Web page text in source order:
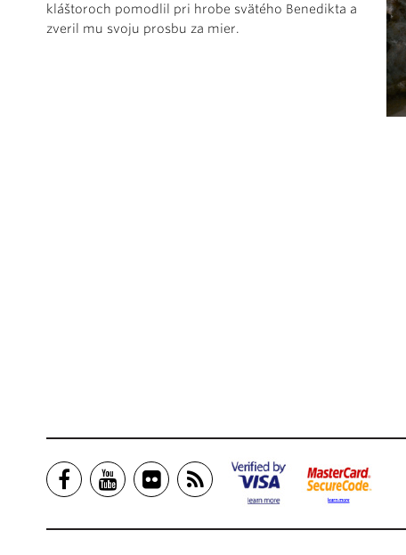
kláštoroch pomodlil pri hrobe svätého Benedikta a
zveril mu svoju prosbu za mier.